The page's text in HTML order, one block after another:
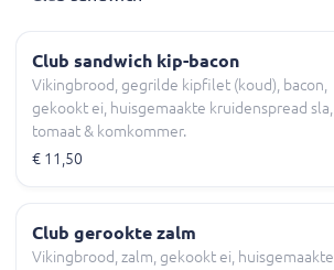
Club sandwich kip-bacon
Vikingbrood, gegrilde kipfilet (koud), bacon,
gekookt ei, huisgemaakte kruidenspread sla,
tomaat & komkommer.
€ 11,50
Club gerookte zalm
Vikingbrood, zalm, gekookt ei, huisgemaakte